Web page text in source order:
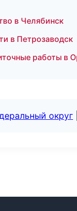
в Челябинск
в Петрозаводск
работы в
округ